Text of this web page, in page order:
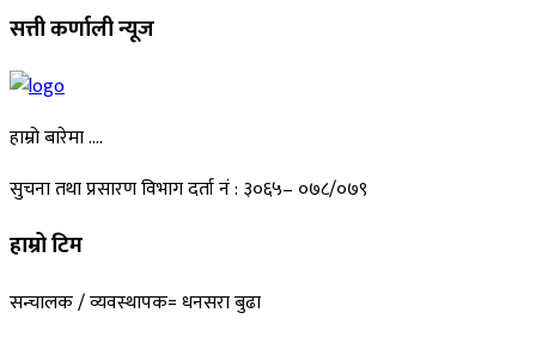
सत्ती कर्णाली न्यूज
हाम्रो बारेमा ….
सुचना तथा प्रसारण विभाग दर्ता नं : ३०६५– ०७८/०७९
हाम्रो टिम
सन्चालक / व्यवस्थापक= धनसरा बुढा